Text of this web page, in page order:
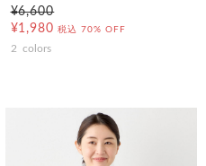
¥6,600
¥1,980 税込 70% OFF
2 colors